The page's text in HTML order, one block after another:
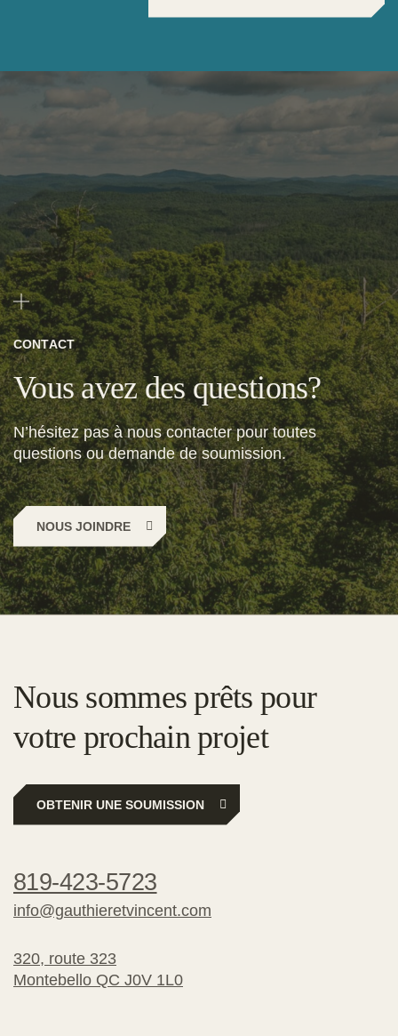
CONTACT
Vous avez des questions?
N’hésitez pas à nous contacter pour toutes
questions ou demande de soumission.
NOUS JOINDRE
Nous sommes prêts pour
votre prochain projet
OBTENIR UNE SOUMISSION
819-423-5723
info@gauthieretvincent.com
320, route 323
Montebello QC J0V 1L0